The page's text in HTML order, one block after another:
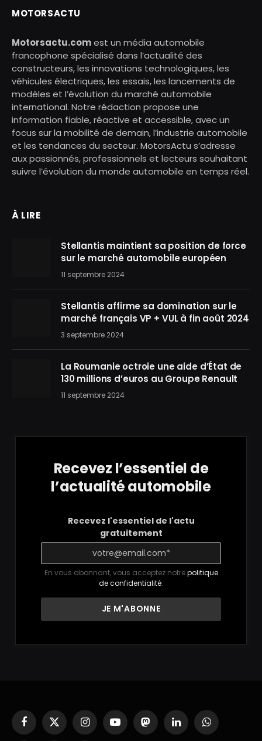
MOTORSACTU
Motorsactu.comest un média automobile
francophone spécialisé dans l’actualité des
constructeurs, les innovations technologiques, les
véhicules électriques, les essais, les lancements de
modèles et l’évolution du marché automobile
international. Notre rédaction propose une
information fiable, réactive et accessible, avec un
focus sur la mobilité de demain, l’industrie automobile
et les tendances du secteur. MotorsActu s’adresse
aux passionnés, professionnels et lecteurs souhaitant
suivre l’évolution du monde automobile en temps réel.
À LIRE
Stellantis maintient sa position de force
sur le marché automobile européen
11 septembre 2024
Stellantis affirme sa domination sur le
marché français VP + VUL à fin août 2024
3 septembre 2024
La Roumanie octroie une aide d’État de
130 millions d’euros au Groupe Renault
11 septembre 2024
Recevez l’essentiel de
l’actualité automobile
Recevez l'essentiel de l'actu
gratuitement
En vous abonnant, vous acceptez notrepolitique
de confidentialité.
Facebook
X
(Twitter)
InstagramYouTubeMastodonLinkedInWhatsApp